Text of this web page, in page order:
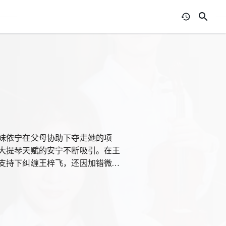
依宁在父母协助下夺走她的项
提琴天赋的安宁不断吸引。在王
持下纠缠王梓飞，还因加错微信